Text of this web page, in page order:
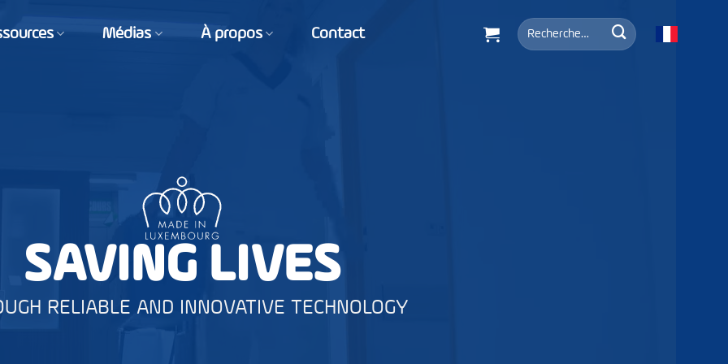
Médias À propos Contact
Recherche
pour :
SAVING LIVES
RELIABLE AND INNOVATIVE TECHNOLOGY